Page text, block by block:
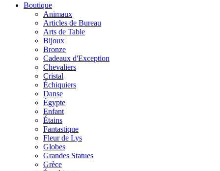
Boutique
Animaux
Articles de Bureau
Arts de Table
Bijoux
Bronze
Cadeaux d'Exception
Chevaliers
Cristal
Échiquiers
Danse
Égypte
Enfant
Étains
Fantastique
Fleur de Lys
Globes
Grandes Statues
Grèce